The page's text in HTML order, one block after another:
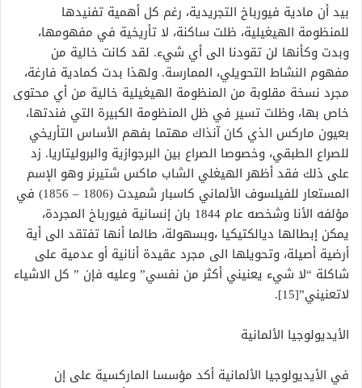
بيد أن مادية فيورباخ التجريدية، رغم كل أهمية تفنيدها
للمنظومة الهيغيلية، ظلت ساكنة، لا تأريخية في مفهومها،
وبدت وكأنها لن تقودنا الى أي شيء. لقد كانت خالية من
مفهوم النشاط التحويلي، الممارسة. ولهذا بدت كمادية فارغة،
مجرد نسخة مقلوبة من المنظومة الهيغيلية خالية من أي محتوى
خاص بها، وظلت تسير في ظل المنظومة الكبيرة التي فندتها،
بعيون ماركس الذي كان آنذاك مهتما بفهم الأساس التأريخي
للصراع الطبقي، وخصوصا الصراع بين البرجوازية والبروليتاريا. زد
على ذلك فقد أظهر الهيغلي الشاب ماكس شتيرنر وهو الإسم
المستعار للفيلسوف الألماني كاسبار شميدت (1806 – 1856) في
مؤلفه الأنا وشخصه عام 1844 بان إنسانية فيورباخ المجردة،
يمكن إبطالها ديالكتيكيا ،وبسهولة، طالما أنها تفتقد الى أية
أرضية أصيلة، وتحويلها الى مجرد عقيدة أنانية أو عدمية على
شاكلة “لا شيء يعنيني أكثر من نفسي” وعليه فإن ” كل الاشياء
لاتعنيني”[15].
الأيديولوجيا الألمانية
في الأيديولوجيا الألمانية أكد مؤسسا الماركسية على إن